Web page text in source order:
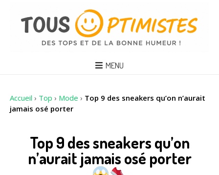
MENU
Accueil › Top › Mode › Top 9 des sneakers qu’on n’aurait
jamais osé porter
Top 9 des sneakers qu’on
n’aurait jamais osé porter